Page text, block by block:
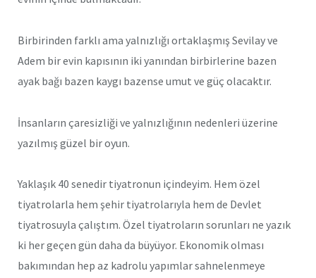
Birbirinden farklı ama yalnızlığı ortaklaşmış Sevilay ve
Adem bir evin kapısının iki yanından birbirlerine bazen
ayak bağı bazen kaygı bazense umut ve güç olacaktır.
İnsanların çaresizliği ve yalnızlığının nedenleri üzerine
yazılmış güzel bir oyun.
Yaklaşık 40 senedir tiyatronun içindeyim. Hem özel
tiyatrolarla hem şehir tiyatrolarıyla hem de Devlet
tiyatrosuyla çalıştım. Özel tiyatroların sorunları ne yazık
ki her geçen gün daha da büyüyor. Ekonomik olması
bakımından hep az kadrolu yapımlar sahnelenmeye